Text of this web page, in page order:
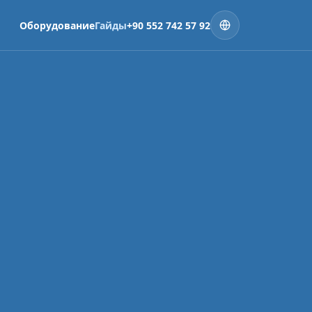
ОборудованиеГайды+90 552 742 57 92